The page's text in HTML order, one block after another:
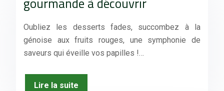
Oubliez les desserts fades, succombez à la
génoise aux fruits rouges, une symphonie de
saveurs qui éveille vos papilles !…
Lire la suite